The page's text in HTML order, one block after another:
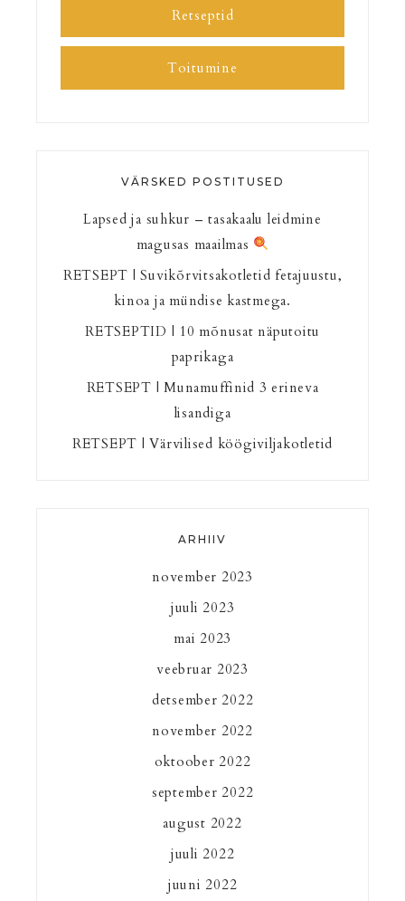
Retseptid
Toitumine
VÄRSKED POSTITUSED
Lapsed ja suhkur – tasakaalu leidmine
magusas maailmas
RETSEPT | Suvikõrvitsakotletid fetajuustu,
kinoa ja mündise kastmega.
RETSEPTID | 10 mõnusat näputoitu
paprikaga
RETSEPT | Munamuffinid 3 erineva
lisandiga
RETSEPT | Värvilised köögiviljakotletid
ARHIIV
november 2023
juuli 2023
mai 2023
veebruar 2023
detsember 2022
november 2022
oktoober 2022
september 2022
august 2022
juuli 2022
juuni 2022